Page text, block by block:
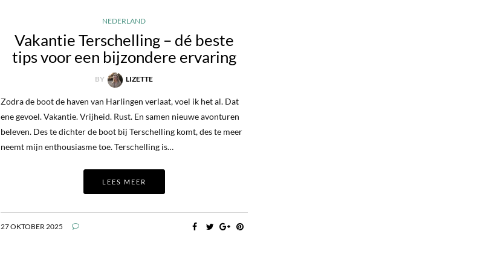
NEDERLAND
Vakantie Terschelling – dé beste
tips voor een bijzondere ervaring
BY LIZETTE
Zodra de boot de haven van Harlingen verlaat, voel ik het al. Dat
ene gevoel. Vakantie. Vrijheid. Rust. En samen nieuwe avonturen
beleven. Des te dichter de boot bij Terschelling komt, des te meer
neemt mijn enthousiasme toe. Terschelling is…
LEES MEER
27 OKTOBER 2025